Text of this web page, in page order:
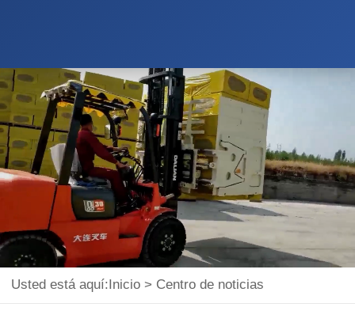
Usted está aquí: Inicio > Centro de noticias